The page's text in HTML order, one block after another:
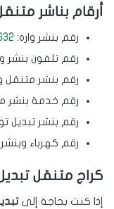
أرقام بناشر
رقم بنشر واره:
رقم تلفون بنشر
رقم بنشر متنقل
رقم خدمة بنشر
رقم بنشر تبديل
رقم كهرباء
كراج متنقل تبديل
إذا كنت بحاجة إلى